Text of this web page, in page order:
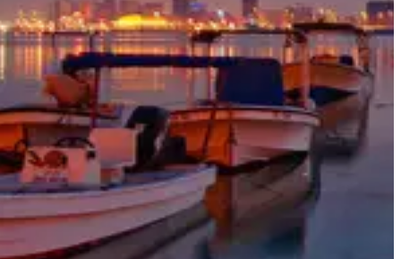
معلومات السفر
المعلومات الخاصة بالمطار
أهلاً بك في البحرين
سيحب البحرين كل المهتمين بالطبيعة وعشاق التمتع بأشعة
الشمس وهواة التاريخ على حد سواء. وهي تضم شيئاً مميزاً لكل
شخص حيث تحيط بها المياه الضحلة كما أنها معروفة بطيورها
النادرة، مواقعها الأثرية وشواطئها الجذابة.
أبرز المعالم والأنشطة في البحرين